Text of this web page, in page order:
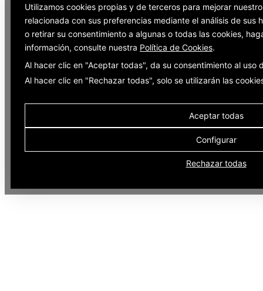
Utilizamos cookies propias y de terceros para mejorar
relacionada con sus preferencias mediante el análisis de sus
o retirar su consentimiento a algunas o todas las cookies,
información, consulte nuestra Política de Cookies.
Al hacer clic en "Aceptar todas", da su consentimiento al uso
Al hacer clic en "Rechazar todas", solo se utilizarán las
Aceptar todas
Configurar
Rechazar todas